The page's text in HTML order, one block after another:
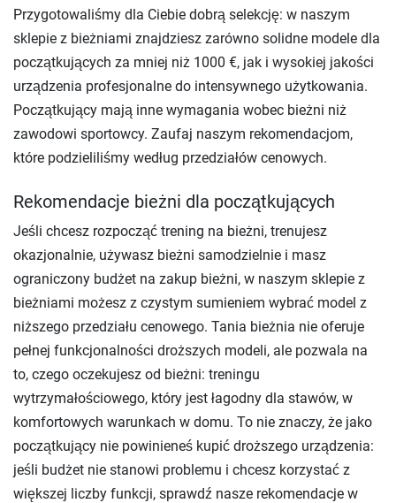
Przygotowaliśmy dla Ciebie dobrą selekcję: w naszym
sklepie z bieżniami znajdziesz zarówno solidne modele dla
początkujących za mniej niż 1000 €, jak i wysokiej jakości
urządzenia profesjonalne do intensywnego użytkowania.
Początkujący mają inne wymagania wobec bieżni niż
zawodowi sportowcy. Zaufaj naszym rekomendacjom,
które podzieliliśmy według przedziałów cenowych.
Rekomendacje bieżni dla początkujących
Jeśli chcesz rozpocząć trening na bieżni, trenujesz
okazjonalnie, używasz bieżni samodzielnie i masz
ograniczony budżet na zakup bieżni, w naszym sklepie z
bieżniami możesz z czystym sumieniem wybrać model z
niższego przedziału cenowego. Tania bieżnia nie oferuje
pełnej funkcjonalności droższych modeli, ale pozwala na
to, czego oczekujesz od bieżni: treningu
wytrzymałościowego, który jest łagodny dla stawów, w
komfortowych warunkach w domu. To nie znaczy, że jako
początkujący nie powinieneś kupić droższego urządzenia:
jeśli budżet nie stanowi problemu i chcesz korzystać z
większej liczby funkcji, sprawdź nasze rekomendacje w